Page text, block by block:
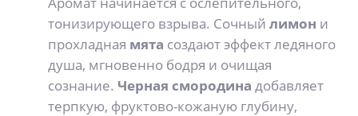
тонизирующего взрыва. Сочный лимон и
прохладная мята создают эффект ледяного
душа, мгновенно бодря и очищая
сознание. Черная смородина добавляет
терпкую, фруктово-кожаную глубину,